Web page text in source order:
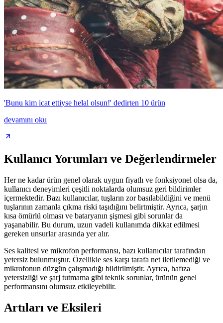
'Bunu kim icat ettiyse helal olsun!' dedirten 10 ürün
devamını oku
Kullanıcı Yorumları ve Değerlendirmeler
Her ne kadar ürün genel olarak uygun fiyatlı ve fonksiyonel olsa da,
kullanıcı deneyimleri çeşitli noktalarda olumsuz geri bildirimler
içermektedir. Bazı kullanıcılar, tuşların zor basılabildiğini ve menü
tuşlarının zamanla çıkma riski taşıdığını belirtmiştir. Ayrıca, şarjın
kısa ömürlü olması ve bataryanın şişmesi gibi sorunlar da
yaşanabilir. Bu durum, uzun vadeli kullanımda dikkat edilmesi
gereken unsurlar arasında yer alır.
Ses kalitesi ve mikrofon performansı, bazı kullanıcılar tarafından
yetersiz bulunmuştur. Özellikle ses karşı tarafa net iletilemediği ve
mikrofonun düzgün çalışmadığı bildirilmiştir. Ayrıca, hafıza
yetersizliği ve şarj tutmama gibi teknik sorunlar, ürünün genel
performansını olumsuz etkileyebilir.
Artıları ve Eksileri